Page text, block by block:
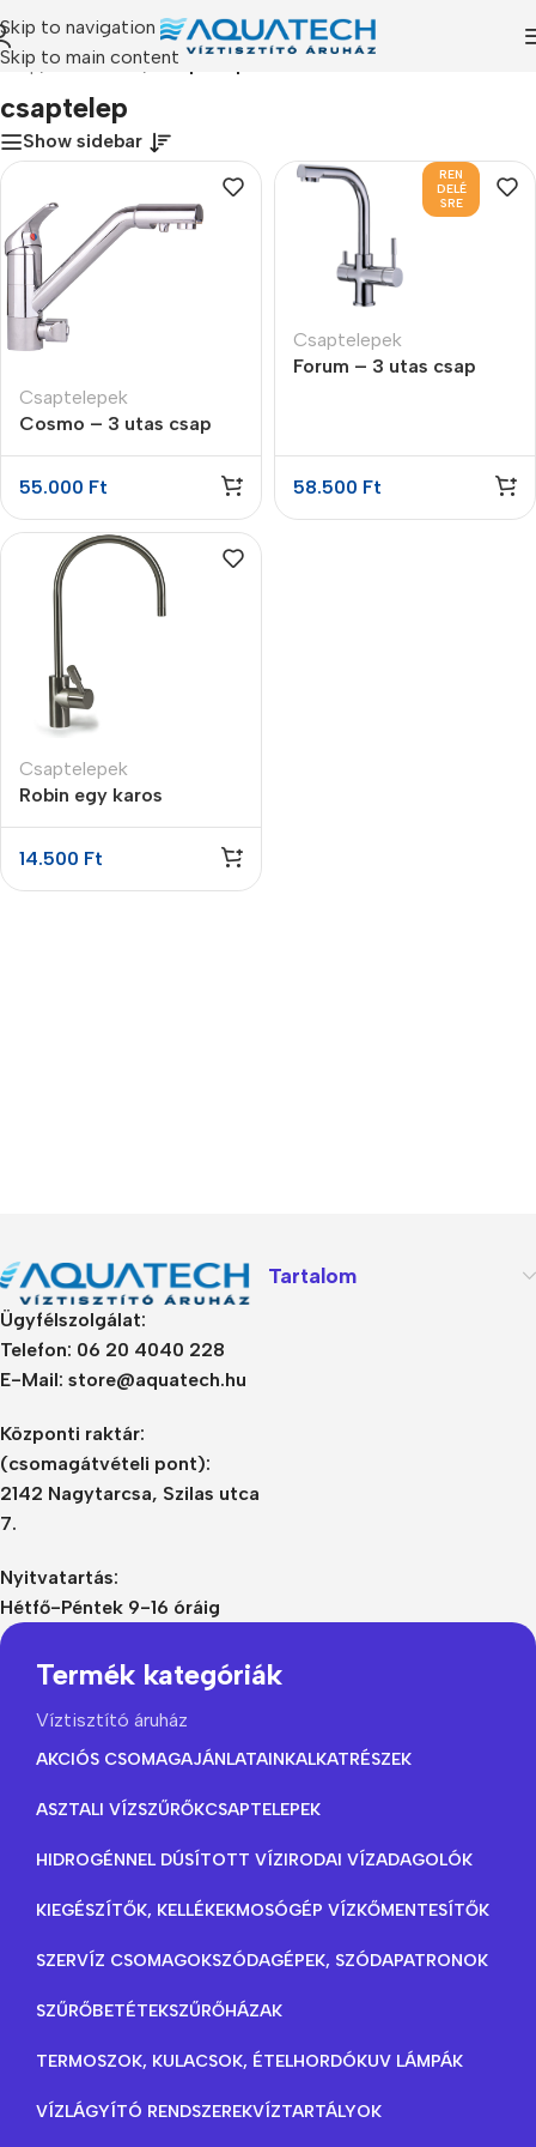
Skip to navigation
Skip to main content
/Termékeink/“csaptelep” címkével rendelkező termékek
csaptelep
Show sidebar
Csaptelepek
Cosmo – 3 utas csap
55.000 Ft
REN
DELÉ
SRE
Csaptelepek
Forum – 3 utas csap
58.500 Ft
Csaptelepek
Robin egy karos
kifolyócsap
14.500 Ft
Ügyfélszolgálat:
Telefon: 06 20 4040 228
E-Mail: store@aquatech.hu
Központi raktár:
(csomagátvételi pont):
2142 Nagytarcsa, Szilas utca
7.
Nyitvatartás:
Hétfő-Péntek 9-16 óráig
Tartalom
Termék kategóriák
Víztisztító áruház
AKCIÓS CSOMAGAJÁNLATAINKALKATRÉSZEK
ASZTALI VÍZSZŰRŐKCSAPTELEPEK
HIDROGÉNNEL DÚSÍTOTT VÍZIRODAI VÍZADAGOLÓK
KIEGÉSZÍTŐK, KELLÉKEKMOSÓGÉP VÍZKŐMENTESÍTŐK
SZERVÍZ CSOMAGOKSZÓDAGÉPEK, SZÓDAPATRONOK
SZŰRŐBETÉTEKSZŰRŐHÁZAK
TERMOSZOK, KULACSOK, ÉTELHORDÓKUV LÁMPÁK
VÍZLÁGYÍTÓ RENDSZEREKVÍZTARTÁLYOK